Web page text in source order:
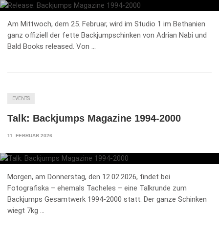
Am Mittwoch, dem 25. Februar, wird im Studio 1 im Bethanien
ganz offiziell der fette Backjumpschinken von Adrian Nabi und
Bald Books released. Von …
EVENTS
Talk: Backjumps Magazine 1994-2000
11. FEBRUAR 2026
Morgen, am Donnerstag, den 12.02.2026, findet bei
Fotografiska – ehemals Tacheles – eine Talkrunde zum
Backjumps Gesamtwerk 1994-2000 statt. Der ganze Schinken
wiegt 7kg …